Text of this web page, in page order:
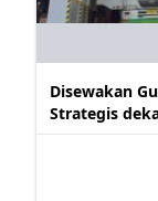
Disewakan
Strategis